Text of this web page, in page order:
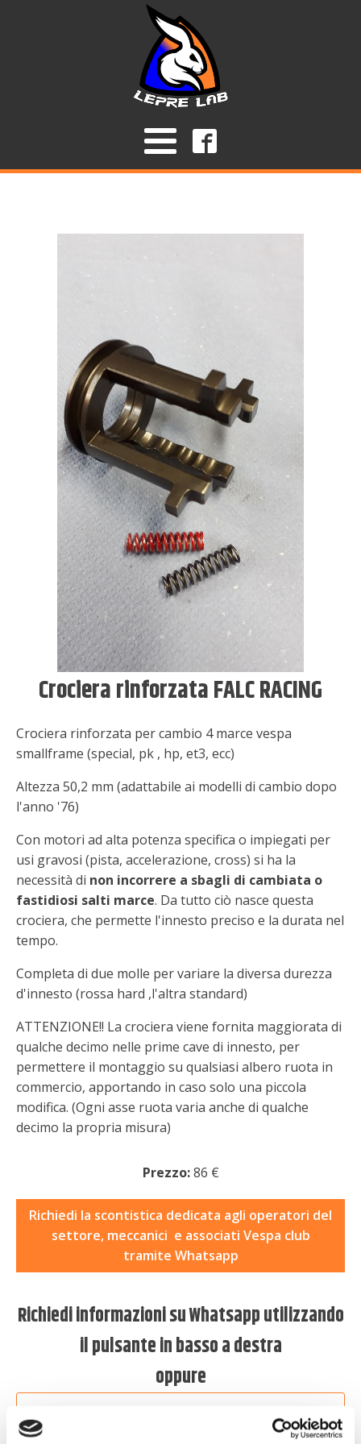
Crociera rinforzata FALC RACING
Crociera rinforzata per cambio 4 marce vespa
smallframe (special, pk , hp, et3, ecc)
Altezza 50,2 mm (adattabile ai modelli di cambio dopo
l'anno '76)
Con motori ad alta potenza specifica o impiegati per
usi gravosi (pista, accelerazione, cross) si ha la
necessità di non incorrere a sbagli di cambiata o
fastidiosi salti marce. Da tutto ciò nasce questa
crociera, che permette l'innesto preciso e la durata nel
tempo.
Completa di due molle per variare la diversa durezza
d'innesto (rossa hard ,l'altra standard)
ATTENZIONE!! La crociera viene fornita maggiorata di
qualche decimo nelle prime cave di innesto, per
permettere il montaggio su qualsiasi albero ruota in
commercio, apportando in caso solo una piccola
modifica. (Ogni asse ruota varia anche di qualche
decimo la propria misura)
Prezzo: 86 €
Richiedi la scontistica dedicata agli operatori del
settore, meccanici e associati Vespa club
tramite Whatsapp
Richiedi informazioni su Whatsapp utilizzando
il pulsante in basso a destra
oppure